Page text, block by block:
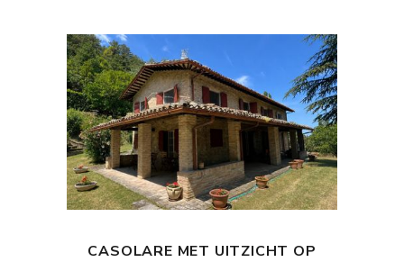
CASOLARE MET UITZICHT OP